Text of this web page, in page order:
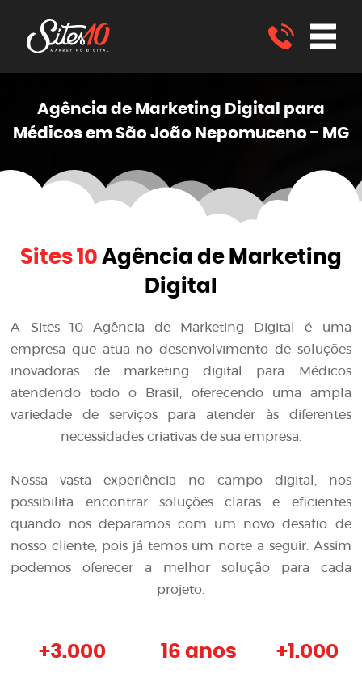
Agência de Marketing Digital para
Médicos em São João Nepomuceno - MG
Sites 10 Agência de Marketing
Digital
A Sites 10 Agência de Marketing Digital
é uma
empresa que atua no desenvolvimento de soluções
inovadoras de marketing digital para Médicos
atendendo todo o Brasil, oferecendo uma ampla
variedade de serviços para atender às diferentes
necessidades criativas de sua empresa.
Nossa vasta experiência no campo digital, nos
possibilita encontrar soluções claras e eficientes
quando nos deparamos com um novo desafio de
nosso cliente, pois já temos um norte a seguir. Assim
podemos oferecer a melhor solução para cada
projeto.
+3.000 16 anos +1.000